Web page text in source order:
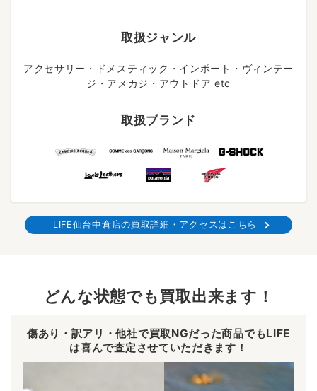
取扱ジャンル
アクセサリー・ドメスティック・インポート・ヴィンテー
ジ・アメカジ・アウトドア etc
取扱ブランド
LIFE仙台中倉店の買取詳細・アクセスはこちら
どんな状態でも買取出来ます！
傷あり・訳アリ・他社で買取NGだった商品でもLIFE
は喜んで査定させていただきます！